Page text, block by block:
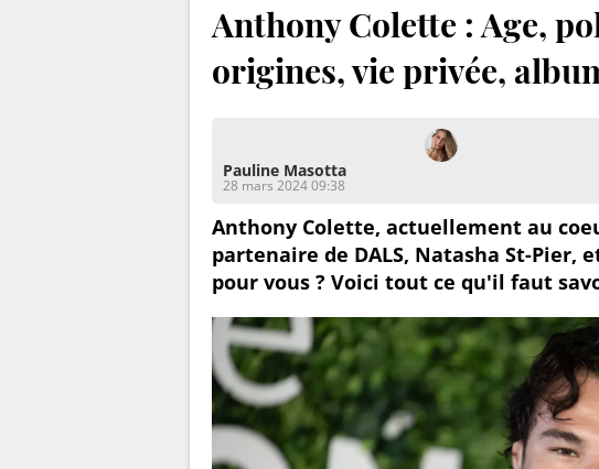
Anthony Colette : Age,
origines, vie privée,
Pauline Masotta
28 mars 2024 09:38
Anthony Colette, actuellement au
partenaire de DALS, Natasha St-Pier,
pour vous ? Voici tout ce qu'il faut